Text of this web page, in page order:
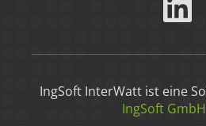
IngSoft InterWatt ist eine
IngSoft GmbH